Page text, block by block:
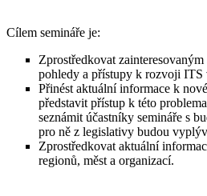
Cílem semináře je:
Zprostředkovat
pohledy a přístupy k rozvoji ITS
Přinést aktuální informace k
představit přístup k této
seznámit účastníky semináře s
pro ně z legislativy budou
Zprostředkovat aktuální
regionů, měst a organizací.